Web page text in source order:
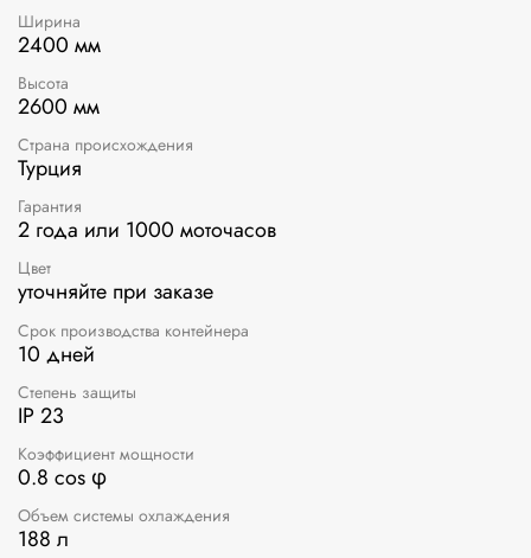
Ширина
2400 мм
Высота
2600 мм
Страна происхождения
Турция
Гарантия
2 года или 1000 моточасов
Цвет
уточняйте при заказе
Срок производства контейнера
10 дней
Степень защиты
IP 23
Коэффициент мощности
0.8 cos φ
Объем системы охлаждения
188 л